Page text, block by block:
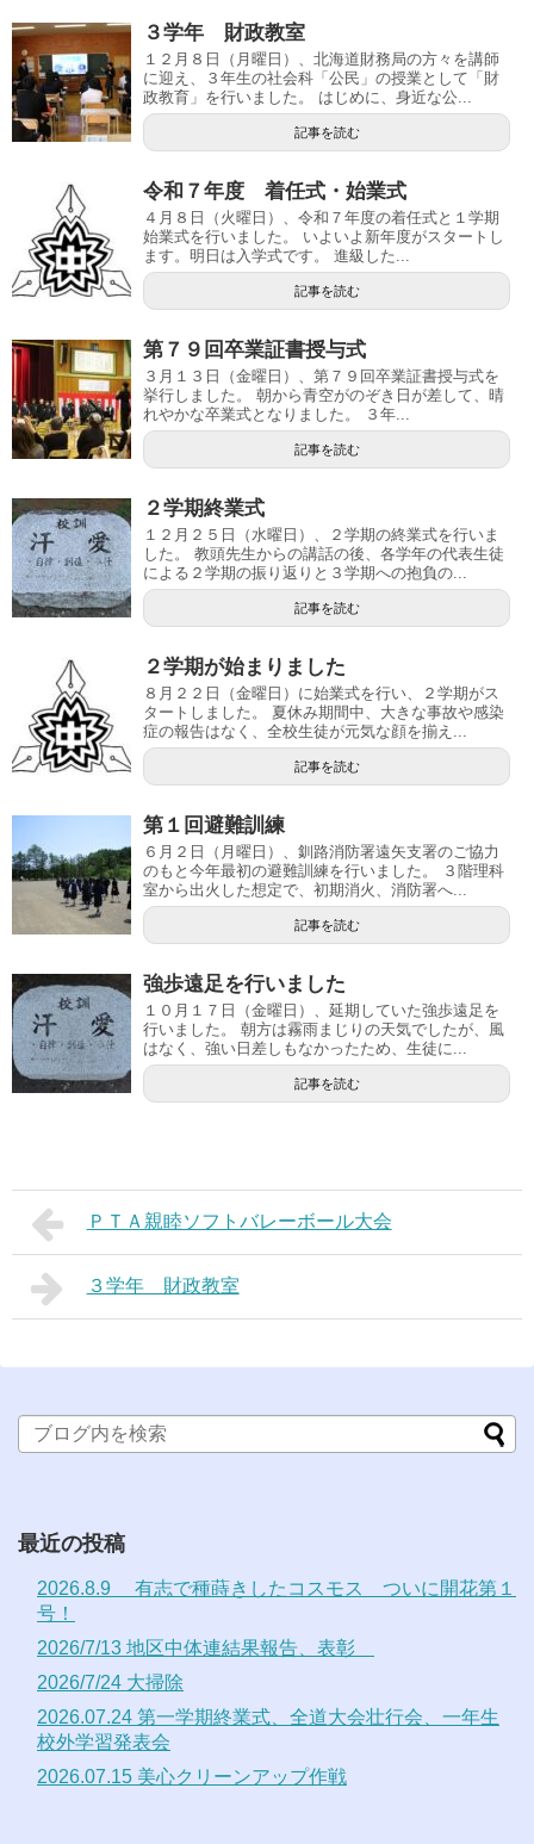
３学年 財政教室
１２月８日（月曜日）、北海道財務局の方々を講師
に迎え、３年生の社会科「公民」の授業として「財
政教育」を行いました。 はじめに、身近な公...
記事を読む
令和７年度 着任式・始業式
４月８日（火曜日）、令和７年度の着任式と１学期
始業式を行いました。 いよいよ新年度がスタートし
ます。明日は入学式です。 進級した...
記事を読む
第７９回卒業証書授与式
３月１３日（金曜日）、第７９回卒業証書授与式を
挙行しました。 朝から青空がのぞき日が差して、晴
れやかな卒業式となりました。 ３年...
記事を読む
２学期終業式
１２月２５日（水曜日）、２学期の終業式を行いま
した。 教頭先生からの講話の後、各学年の代表生徒
による２学期の振り返りと３学期への抱負の...
記事を読む
２学期が始まりました
８月２２日（金曜日）に始業式を行い、２学期がス
タートしました。 夏休み期間中、大きな事故や感染
症の報告はなく、全校生徒が元気な顔を揃え...
記事を読む
第１回避難訓練
６月２日（月曜日）、釧路消防署遠矢支署のご協力
のもと今年最初の避難訓練を行いました。 ３階理科
室から出火した想定で、初期消火、消防署へ...
記事を読む
強歩遠足を行いました
１０月１７日（金曜日）、延期していた強歩遠足を
行いました。 朝方は霧雨まじりの天気でしたが、風
はなく、強い日差しもなかったため、生徒に...
記事を読む
ＰＴＡ親睦ソフトバレーボール大会
３学年 財政教室
最近の投稿
2026.8.9 有志で種蒔きしたコスモス ついに開花第１
号！
2026/7/13 地区中体連結果報告、表彰
2026/7/24 大掃除
2026.07.24 第一学期終業式、全道大会壮行会、一年生
校外学習発表会
2026.07.15 美心クリーンアップ作戦